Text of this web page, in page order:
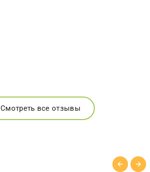
Смотреть все отзывы